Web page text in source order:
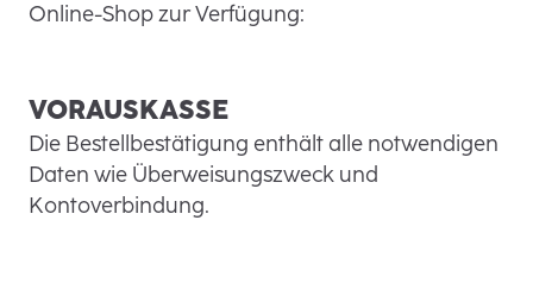
Online-Shop zur Verfügung:
VORAUSKASSE
Die Bestellbestätigung enthält alle notwendigen
Daten wie Überweisungszweck und
Kontoverbindung.